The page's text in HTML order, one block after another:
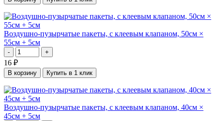
Воздушно-пузырчатые пакеты, с клеевым клапаном, 50см ×
55см + 5см
- +
16 ₽
В корзину Купить в 1 клик
Воздушно-пузырчатые пакеты, с клеевым клапаном, 40см ×
45см + 5см